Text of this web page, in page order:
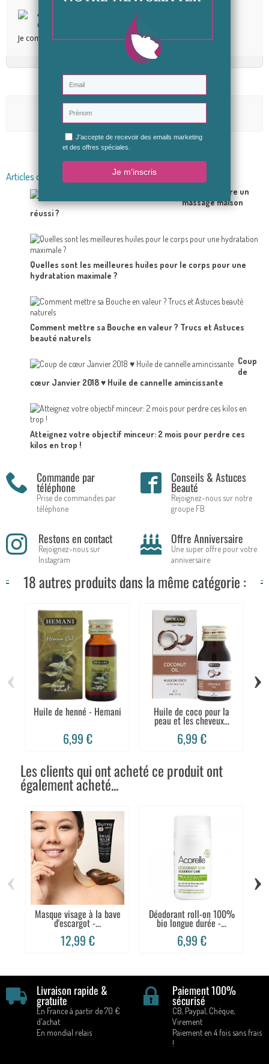
Anonymous a.
Publié le 18/03/2019 à 23:17
Je commence ce soir...
Aucun avis n'a été publié pour le moment.
Soyez le premier à donner votre avis
Articles du blog en relation
Comment faire un
massage maison
réussi ?
Quelles sont les meilleures huiles pour le corps pour une
hydratation maximale ?
Comment mettre sa Bouche en valeur ? Trucs et Astuces
beauté naturels
Coup
de
cœur Janvier 2018 ♥ Huile de cannelle amincissante
Atteignez votre objectif minceur: 2 mois pour perdre ces
kilos en trop !
Commande par
téléphone
Prise de commandes par
téléphone
Conseils & Astuces
Beauté
Rejoignez-nous sur notre
groupe FB
Restons en contact
Rejoignez-nous sur
Instagram
Offre Anniversaire
Une super offre pour votre
anniversaire
18 autres produits dans la même catégorie :
Huile de henné - Hemani
6,99 €
Huile de coco pour la
peau et les cheveux...
6,99 €
‹ ›
Les clients qui ont acheté ce produit ont
également acheté...
Masque visage à la bave
d'escargot -...
12,99 €
Déodorant roll-on 100%
bio longue durée -...
6,99 €
‹ ›
Livraison rapide &
gratuite
En France à partir de 70 €
d'achat
En mondial relais
Paiement 100%
sécurisé
CB, Paypal, Chèque,
Virement
Paiement en 4 fois sans frais
!